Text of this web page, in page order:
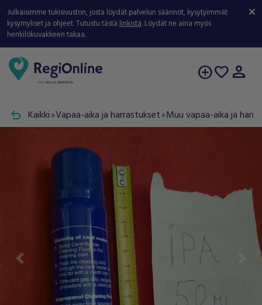
Julkaisimme tukisivuston, josta löydät palvelun säännöt, kysytyimmät
kysymykset ja ohjeet. Tutustu tästälinkistä. Löydät ne aina myös
henkilökuvakkeen takaa.
add_circlefavorite person
undo Kaikki double_arrowVapaa-aika ja harrastukset double_arrow Muu vapaa-aika ja
Previous